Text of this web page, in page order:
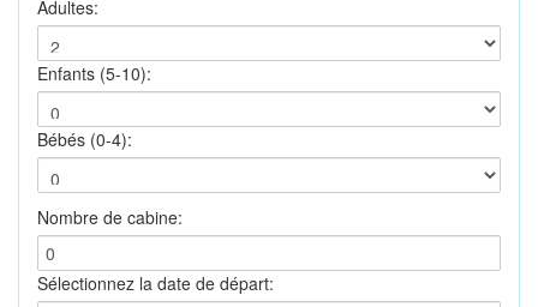
Adultes:
Enfants (5-10):
Bébés (0-4):
Nombre de cabine:
Sélectionnez la date de départ: